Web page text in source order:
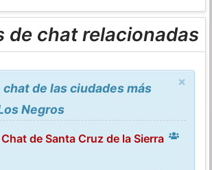
de chat relacionadas
×
de las ciudades más
Negros
Chat de Santa Cruz de la Sierra